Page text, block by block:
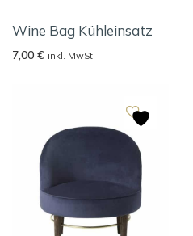
Wine Bag Kühleinsatz
7,00 € inkl. MwSt.